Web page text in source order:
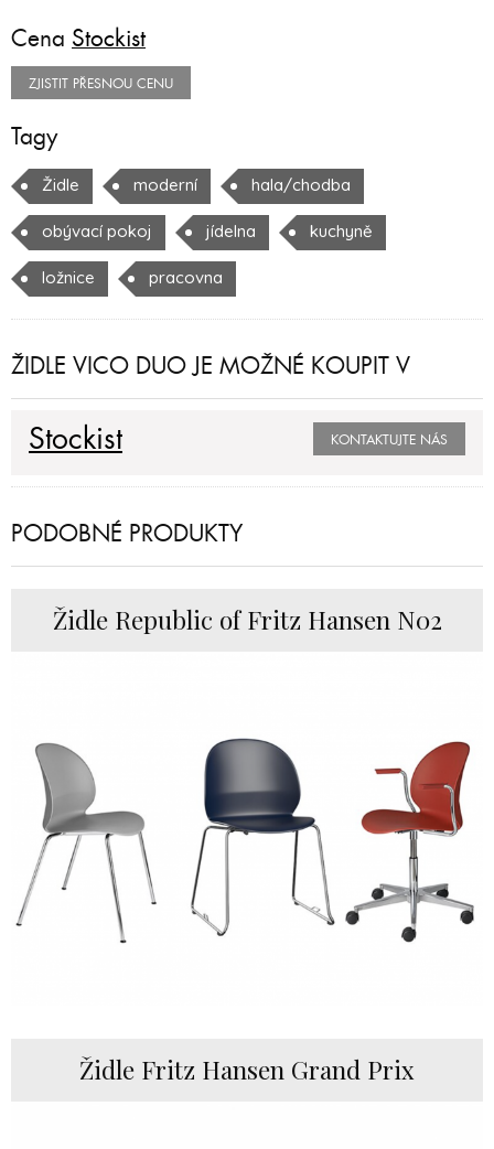
Cena Stockist
ZJISTIT PŘESNOU CENU
Tagy
Židle moderní hala/chodba
obývací pokoj jídelna kuchyně
ložnice pracovna
ŽIDLE VICO DUO JE MOŽNÉ KOUPIT V
Stockist KONTAKTUJTE NÁS
PODOBNÉ PRODUKTY
Židle Republic of Fritz Hansen N02
Židle Fritz Hansen Grand Prix